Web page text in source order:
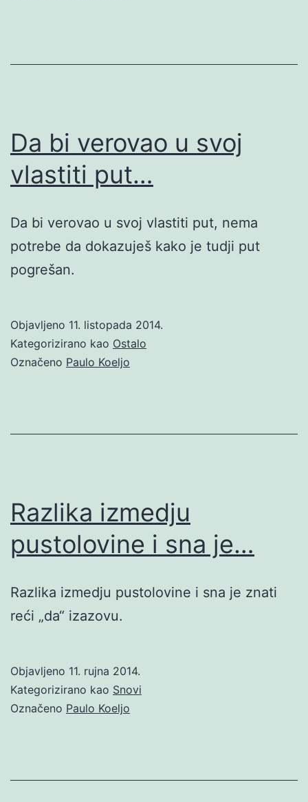
Da bi verovao u svoj
vlastiti put…
Da bi verovao u svoj vlastiti put, nema
potrebe da dokazuješ kako je tudji put
pogrešan.
Objavljeno 11. listopada 2014.
Kategorizirano kao Ostalo
Označeno Paulo Koeljo
Razlika izmedju
pustolovine i sna je…
Razlika izmedju pustolovine i sna je znati
reći „da“ izazovu.
Objavljeno 11. rujna 2014.
Kategorizirano kao Snovi
Označeno Paulo Koeljo